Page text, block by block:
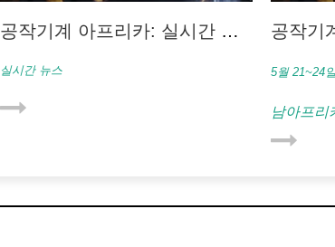
공작기계 아프리카: 실시간 업
데이트
실시간 뉴스
공작기
수 없는
5월 21~24
남아프리